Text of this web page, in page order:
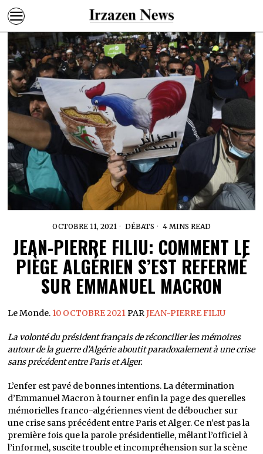
OCTOBRE 11, 2021 DÉBATS 4 MINS READ
JEAN-PIERRE FILIU: COMMENT LE
PIÈGE ALGÉRIEN S’EST REFERMÉ
SUR EMMANUEL MACRON
Le Monde. 10 OCTOBRE 2021PARJEAN-PIERRE FILIU
La volonté du président français de réconcilier les mémoires
autour de la guerre d’Algérie aboutit paradoxalement à une crise
sans précédent entre Paris et Alger.
L’enfer est pavé de bonnes intentions. La détermination
d’Emmanuel Macron à tourner enfin la page des querelles
mémorielles franco-algériennes vient de déboucher sur
une crise sans précédent entre Paris et Alger. Ce n’est pas la
première fois que la parole présidentielle, mêlant l’officiel à
l’informel, suscite trouble et incompréhension sur la scène